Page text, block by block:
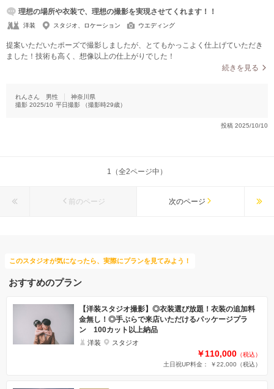
理想の場所や衣装で、理想の撮影を実現させてくれます！！
洋装 スタジオ、ロケーション ウエディング
提案いただいたポーズで撮影しましたが、とてもかっこよく仕上げていただき
ました！技術も高く、想像以上の仕上がりでした！
続きを見る
れんさん 男性
神奈川県
撮影 2025/10 平日撮影 （撮影時29歳）
投稿 2025/10/10
1（全2ページ中）
前のページ 次のページ
このスタジオが気になったら、実際にプランを見てみよう！
おすすめのプラン
【洋装スタジオ撮影】◎衣装選び放題！衣装の追加料
金無し！◎手ぶらで来店いただけるパッケージプラ
ン 100カット以上納品
洋装 スタジオ
￥110,000 （税込）
土日祝UP料金： ￥22,000 （税込）